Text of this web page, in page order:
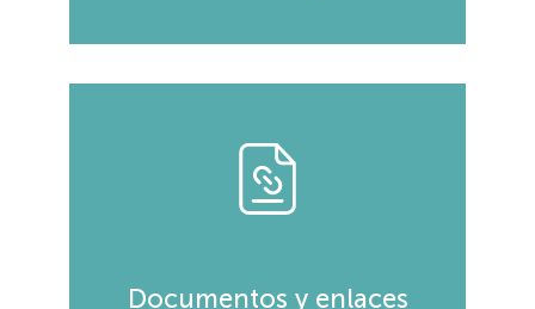
Documentos y enlaces